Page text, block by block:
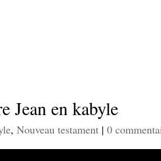
Jean en kabyle
, Nouveau testament| 0